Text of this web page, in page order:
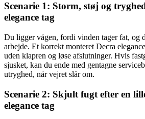
Scenarie 1: Storm, støj og
elegance tag
Du ligger vågen, fordi vinden tager fat, og
arbejde. Et korrekt monteret Decra
uden klapren og løse afslutninger. Hvis
sjusket, kan du ende med gentagne
utryghed, når vejret slår om.
Scenarie 2: Skjult fugt efter en
elegance tag